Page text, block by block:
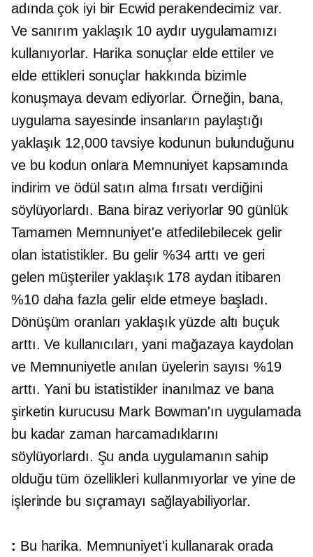
adında çok iyi bir Ecwid perakendecimiz var.
Ve sanırım yaklaşık 10 aydır uygulamamızı
kullanıyorlar. Harika sonuçlar elde ettiler ve
elde ettikleri sonuçlar hakkında bizimle
konuşmaya devam ediyorlar. Örneğin, bana,
uygulama sayesinde insanların paylaştığı
yaklaşık 12,000 tavsiye kodunun bulunduğunu
ve bu kodun onlara Memnuniyet kapsamında
indirim ve ödül satın alma fırsatı verdiğini
söylüyorlardı. Bana biraz veriyorlar 90 günlük
Tamamen Memnuniyet'e atfedilebilecek gelir
olan istatistikler. Bu gelir %34 arttı ve geri
gelen müşteriler yaklaşık 178 aydan itibaren
%10 daha fazla gelir elde etmeye başladı.
Dönüşüm oranları yaklaşık yüzde altı buçuk
arttı. Ve kullanıcıları, yani mağazaya kaydolan
ve Memnuniyetle anılan üyelerin sayısı %19
arttı. Yani bu istatistikler inanılmaz ve bana
şirketin kurucusu Mark Bowman'ın uygulamada
bu kadar zaman harcamadıklarını
söylüyorlardı. Şu anda uygulamanın sahip
olduğu tüm özellikleri kullanmıyorlar ve yine de
işlerinde bu sıçramayı sağlayabiliyorlar.
: Bu harika. Memnuniyet'i kullanarak orada